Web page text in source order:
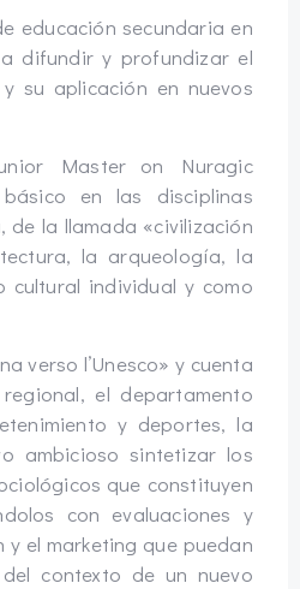
educación secundaria en
difundir y profundizar el
su aplicación en nuevos
Master on Nuragic
en las disciplinas
de la llamada «civilización
la arqueología, la
cultural individual y como
verso l’Unesco» y cuenta
el departamento
y deportes, la
ambicioso sintetizar los
que constituyen
con evaluaciones y
el marketing que puedan
contexto de un nuevo